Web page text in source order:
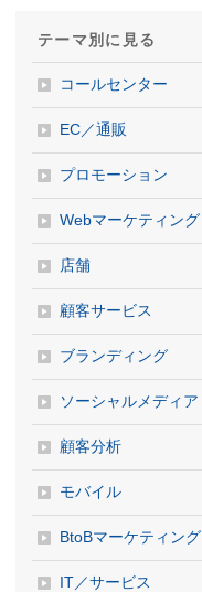
テーマ別に見る
コールセンター
EC／通販
プロモーション
Webマーケティング
店舗
顧客サービス
ブランディング
ソーシャルメディア
顧客分析
モバイル
BtoBマーケティング
IT／サービス